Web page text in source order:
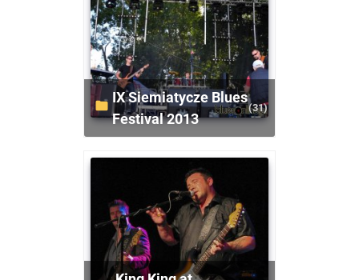
IX Siemiatycze Blues
Festival 2013
(31)